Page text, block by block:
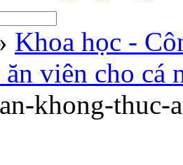
Khoa học -
viên cho cá
khong-thuc-